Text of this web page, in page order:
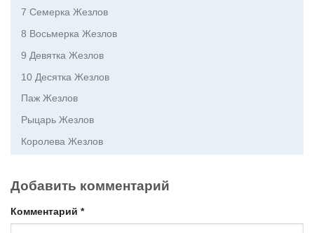
7 Семерка Жезлов
8 Восьмерка Жезлов
9 Девятка Жезлов
10 Десятка Жезлов
Паж Жезлов
Рыцарь Жезлов
Королева Жезлов
Добавить комментарий
Комментарий *